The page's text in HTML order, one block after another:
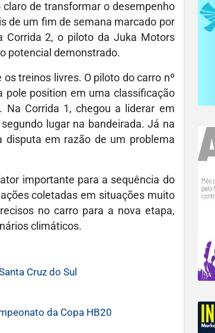
de transformar o desempenho
de um fim de semana marcado por
Corrida 2, o piloto da Juka Motors
potencial demonstrado.
treinos livres. O piloto do carro nº
pole position em uma classificação
Corrida 1, chegou a liderar em
lugar na bandeirada. Já na
disputa em razão de um problema
importante para a sequência do
coletadas em situações muito
no carro para a nova etapa,
climáticos.
Cruz do Sul
da Copa HB20